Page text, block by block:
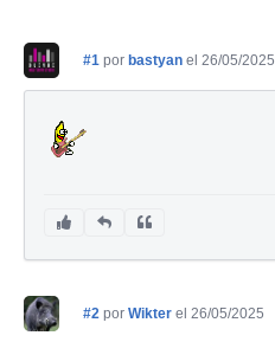
#1 por bastyan el 26/05/2025
#2 por Wikter el 26/05/2025